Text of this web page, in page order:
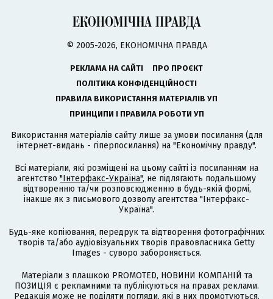
© 2005-2026, ЕКОНОМІЧНА ПРАВДА
РЕКЛАМА НА САЙТІ
ПРО ПРОЄКТ
ПОЛІТИКА КОНФІДЕНЦІЙНОСТІ
ПРАВИЛА ВИКОРИСТАННЯ МАТЕРІАЛІВ УП
ПРИНЦИПИ І ПРАВИЛА РОБОТИ УП
Використання матеріалів сайту лише за умови посилання (для
інтернет-видань - гіперпосилання) на "Економічну правду".
Всі матеріали, які розміщені на цьому сайті із посиланням на
агентство "Інтерфакс-Україна", не підлягають подальшому
відтворенню та/чи розповсюдженню в будь-якій формі,
інакше як з письмового дозволу агентства "Інтерфакс-
Україна".
Будь-яке копіювання, передрук та відтворення фотографічних
творів та/або аудіовізуальних творів правовласника Getty
Images - суворо забороняється.
Матеріали з плашкою PROMOTED, НОВИНИ КОМПАНІЙ та
ПОЗИЦІЯ є рекламними та публікуються на правах реклами.
Редакція може не поділяти погляди, які в них промотуються.